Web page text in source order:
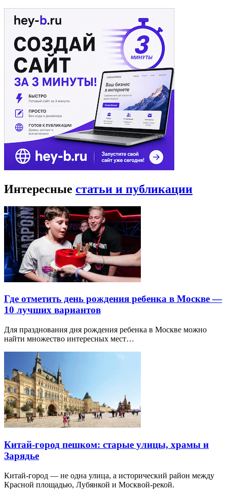
Интересные статьи и публикации
Где отметить день рождения ребенка в Москве —
10 лучших вариантов
Для празднования дня рождения ребенка в Москве можно
найти множество интересных мест…
Китай-город пешком: старые улицы, храмы и
Зарядье
Китай-город — не одна улица, а исторический район между
Красной площадью, Лубянкой и Москвой-рекой.